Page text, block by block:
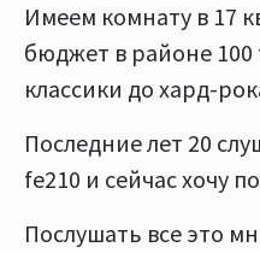
Имеем комнату в 17
бюджет в районе 100
классики до хард-
Последние лет 20
fe210 и сейчас хочу
Послушать все это